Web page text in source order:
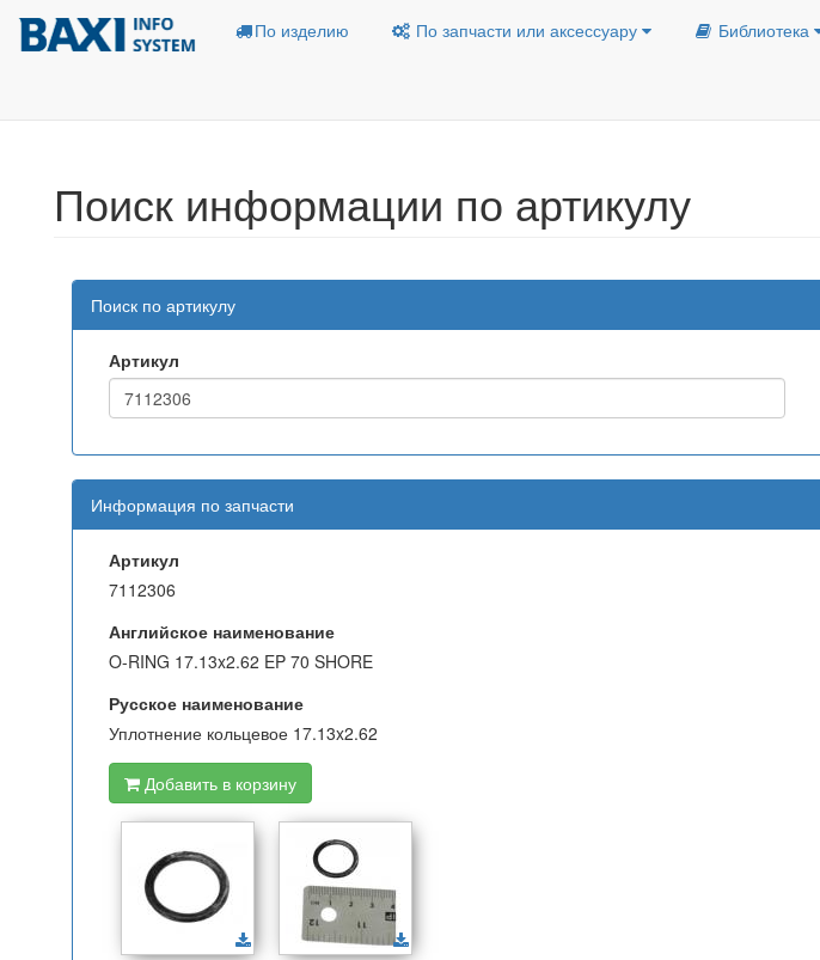
По изделию По запчасти или аксессуару Библиотека
Поиск информации по артикулу
Поиск по артикулу
Артикул
Информация по запчасти
Артикул
7112306
Английское наименование
O-RING 17.13x2.62 EP 70 SHORE
Русское наименование
Уплотнение кольцевое 17.13x2.62
Добавить в корзину